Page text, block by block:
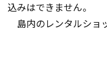
込みはできません。
島内のレンタルショ